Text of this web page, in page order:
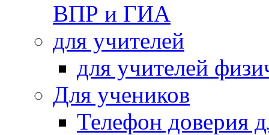
ВПР и ГИА
для учителей
для учителей
Для учеников
Телефон доверия